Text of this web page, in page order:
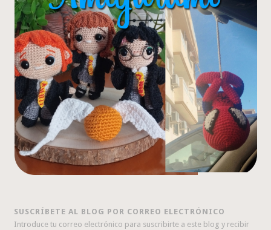
SUSCRÍBETE AL BLOG POR CORREO ELECTRÓNICO
Introduce tu correo electrónico para suscribirte a este blog y recibir